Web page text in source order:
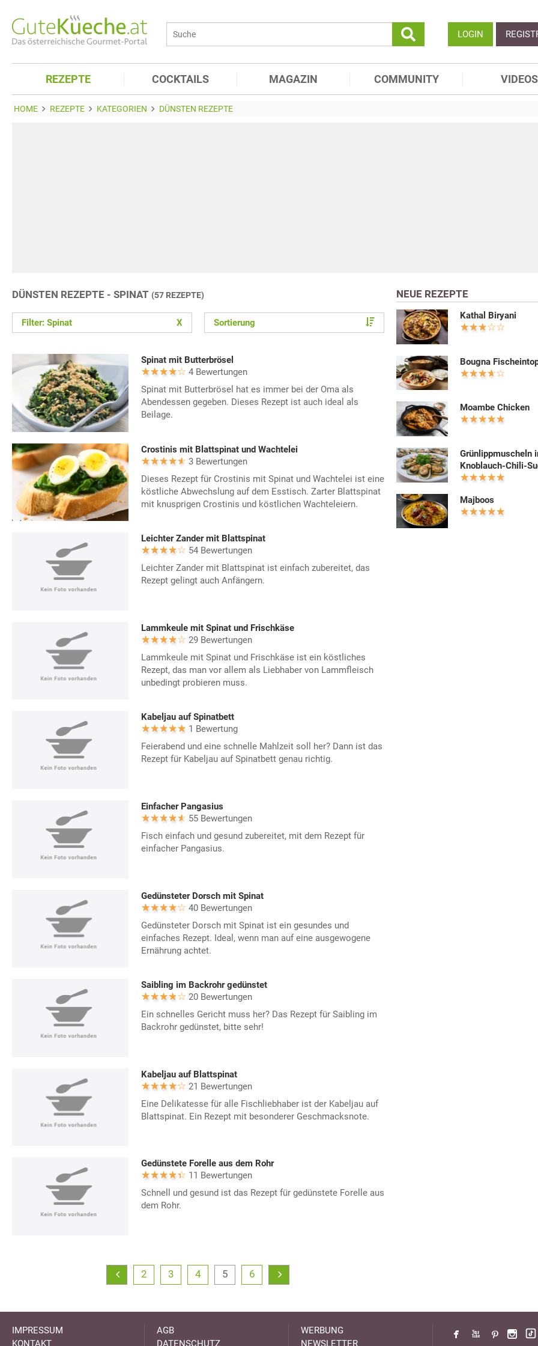
LOGIN
REZEPTE COCKTAILS MAGAZIN COMMUNITY VIDEOS
HOME REZEPTE KATEGORIEN DÜNSTEN REZEPTE
DÜNSTEN REZEPTE - SPINAT (57 REZEPTE)
Filter: Spinat X Sortierung
Spinat mit Butterbrösel
4 Bewertungen
Spinat mit Butterbrösel hat es immer bei der Oma als
Abendessen gegeben. Dieses Rezept ist auch ideal als
Beilage.
Crostinis mit Blattspinat und Wachtelei
3 Bewertungen
Dieses Rezept für Crostinis mit Spinat und Wachtelei ist eine
köstliche Abwechslung auf dem Esstisch. Zarter Blattspinat
mit knusprigen Crostinis und köstlichen Wachteleiern.
Leichter Zander mit Blattspinat
54 Bewertungen
Leichter Zander mit Blattspinat ist einfach zubereitet, das
Rezept gelingt auch Anfängern.
Lammkeule mit Spinat und Frischkäse
29 Bewertungen
Lammkeule mit Spinat und Frischkäse ist ein köstliches
Rezept, das man vor allem als Liebhaber von Lammfleisch
unbedingt probieren muss.
Kabeljau auf Spinatbett
1 Bewertung
Feierabend und eine schnelle Mahlzeit soll her? Dann ist das
Rezept für Kabeljau auf Spinatbett genau richtig.
Einfacher Pangasius
55 Bewertungen
Fisch einfach und gesund zubereitet, mit dem Rezept für
einfacher Pangasius.
Gedünsteter Dorsch mit Spinat
40 Bewertungen
Gedünsteter Dorsch mit Spinat ist ein gesundes und
einfaches Rezept. Ideal, wenn man auf eine ausgewogene
Ernährung achtet.
Saibling im Backrohr gedünstet
20 Bewertungen
Ein schnelles Gericht muss her? Das Rezept für Saibling im
Backrohr gedünstet, bitte sehr!
Kabeljau auf Blattspinat
21 Bewertungen
Eine Delikatesse für alle Fischliebhaber ist der Kabeljau auf
Blattspinat. Ein Rezept mit besonderer Geschmacksnote.
Gedünstete Forelle aus dem Rohr
11 Bewertungen
Schnell und gesund ist das Rezept für gedünstete Forelle aus
dem Rohr.
2 3 4 5 6
NEUE REZEPTE
Kathal Biryani
Bougna
Moambe Chicken
Grünlippmuscheln
Knoblauch-Chili-
Majboos
IMPRESSUM
KONTAKT
AGB
DATENSCHUTZ
WERBUNG
NEWSLETTER